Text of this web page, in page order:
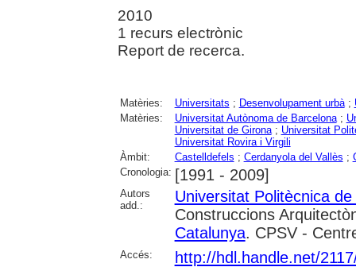
2010
1 recurs electrònic
Report de recerca.
Matèries: Universitats ; Desenvolupament urbà;
Matèries:
Universitat Autònoma de Barcelona;
Universitat de Girona; Universitat
Universitat Rovira i Virgili
Àmbit:
Castelldefels ; Cerdanyola del Vallès ;
Cronologia: [1991 - 2009]
Autors
add.:
Universitat Politècnica
Construccions
Catalunya. CPSV -
Accés: http://hdl.handle.net/